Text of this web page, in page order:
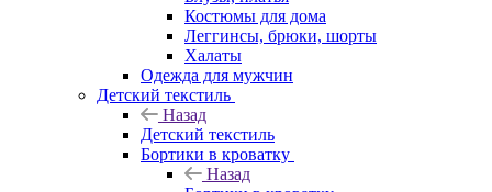
Костюмы для дома
Леггинсы, брюки, шорты
Халаты
Одежда для мужчин
Детский текстиль
Назад
Детский текстиль
Бортики в кроватку
Назад